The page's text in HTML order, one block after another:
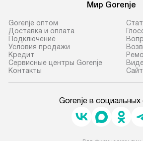
Мир Gorenje
Gorenje оптом
Доставка и оплата
Подключение
Условия продажи
Кредит
Сервисные центры Gorenje
Контакты
Gorenje в социальных